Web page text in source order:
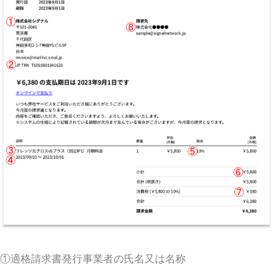
①適格請求書発行事業者の氏名又は名称